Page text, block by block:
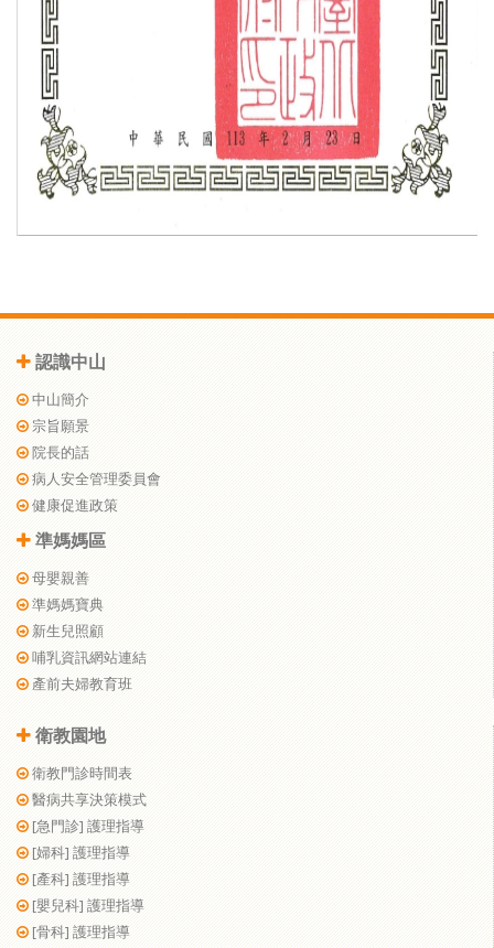
認識中山
中山簡介
宗旨願景
院長的話
病人安全管理委員會
健康促進政策
準媽媽區
母嬰親善
準媽媽寶典
新生兒照顧
哺乳資訊網站連結
產前夫婦教育班
衛教園地
衛教門診時間表
醫病共享決策模式
[急門診] 護理指導
[婦科] 護理指導
[產科] 護理指導
[嬰兒科] 護理指導
[骨科] 護理指導